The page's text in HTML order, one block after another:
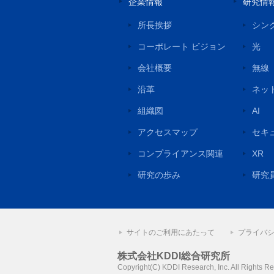
所長挨拶
コーポレート ビジョン
会社概要
沿革
組織図
アクセスマップ
コンプライアンス関連
研究の歩み
シン
光
無線
ネッ
AI
セキ
XR
研究
サイトのご利用にあたって プライバ
株式会社KDDI総合研究所
Copyright(C) KDDI Research, Inc.All Rights